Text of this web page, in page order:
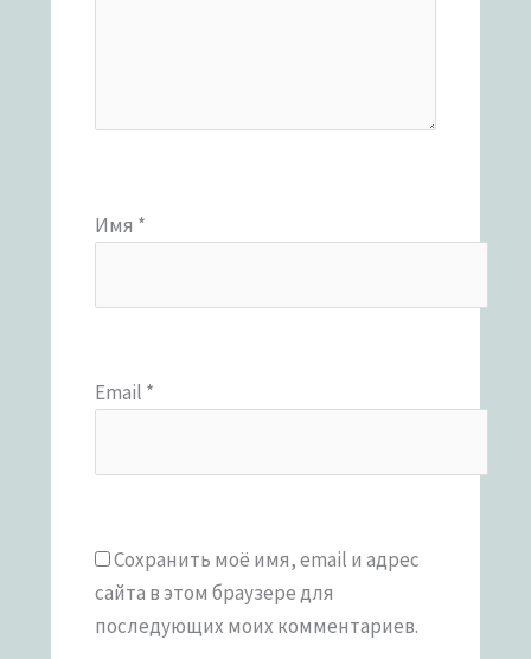
Имя *
Email *
Сохранить моё имя, email и адрес
сайта в этом браузере для
последующих моих комментариев.